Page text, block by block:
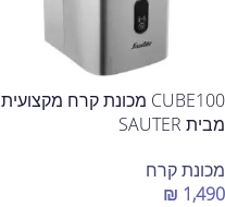
CUBE100 מכונת קרח מקצועית
מבית SAUTER
מכונת קרח
₪ 1,490